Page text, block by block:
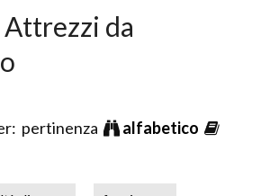
da
pertinenza
alfabetico